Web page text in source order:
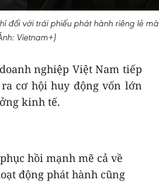
đối với trái phiếu phát hành riêng lẻ mà
Vietnam+)
nghiệp Việt Nam tiếp
cơ hội huy động vốn lớn
kinh tế.
hồi mạnh mẽ cả về
động phát hành cũng